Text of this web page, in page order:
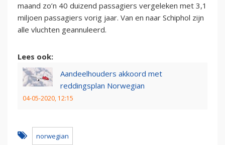
maand zo’n 40 duizend passagiers vergeleken met 3,1
miljoen passagiers vorig jaar. Van en naar Schiphol zijn
alle vluchten geannuleerd.
Lees ook:
Aandeelhouders akkoord met
reddingsplan Norwegian
04-05-2020, 12:15
norwegian